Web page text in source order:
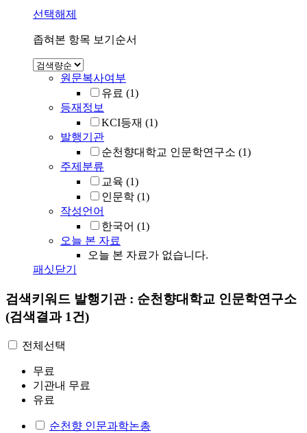
선택해제
좁혀본 항목 보기순서
원문복사여부
유료 (1)
등재정보
KCI등재 (1)
발행기관
순천향대학교 인문학연구소 (1)
주제분류
교육 (1)
인문학 (1)
작성언어
한국어 (1)
오늘 본 자료
오늘 본 자료가 없습니다.
패싯닫기
검색키워드 발행기관 : 순천향대학교 인문학연구소
(검색결과 1건)
전체선택
무료
기관내 무료
유료
순천향 인문과학논총